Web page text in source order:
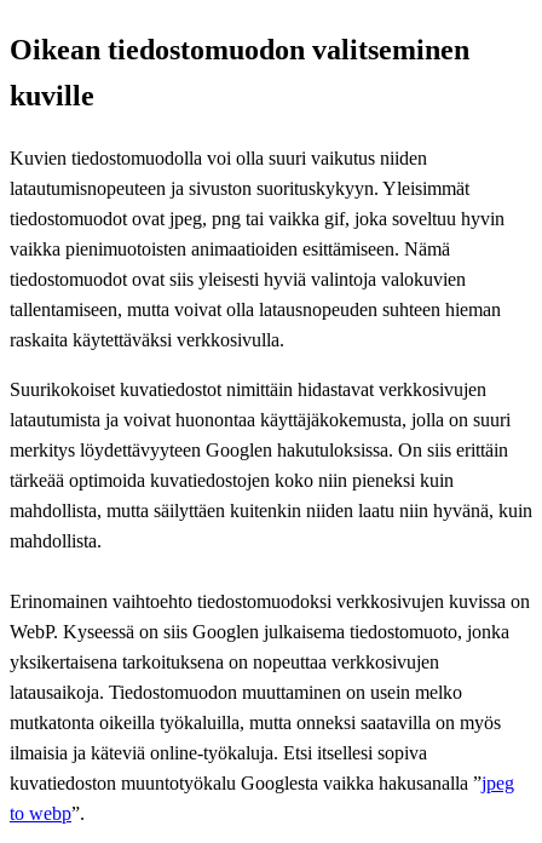
Oikean tiedostomuodon valitseminen
kuville
Kuvien tiedostomuodolla voi olla suuri vaikutus niiden
latautumisnopeuteen ja sivuston suorituskykyyn. Yleisimmät
tiedostomuodot ovat jpeg, png tai vaikka gif, joka soveltuu hyvin
vaikka pienimuotoisten animaatioiden esittämiseen. Nämä
tiedostomuodot ovat siis yleisesti hyviä valintoja valokuvien
tallentamiseen, mutta voivat olla latausnopeuden suhteen hieman
raskaita käytettäväksi verkkosivulla.
Suurikokoiset kuvatiedostot nimittäin hidastavat verkkosivujen
latautumista ja voivat huonontaa käyttäjäkokemusta, jolla on suuri
merkitys löydettävyyteen Googlen hakutuloksissa. On siis erittäin
tärkeää optimoida kuvatiedostojen koko niin pieneksi kuin
mahdollista, mutta säilyttäen kuitenkin niiden laatu niin hyvänä, kuin
mahdollista.
Erinomainen vaihtoehto tiedostomuodoksi verkkosivujen kuvissa on
WebP. Kyseessä on siis Googlen julkaisema tiedostomuoto, jonka
yksikertaisena tarkoituksena on nopeuttaa verkkosivujen
latausaikoja. Tiedostomuodon muuttaminen on usein melko
mutkatonta oikeilla työkaluilla, mutta onneksi saatavilla on myös
ilmaisia ja käteviä online-työkaluja. Etsi itsellesi sopiva
kuvatiedoston muuntotyökalu Googlesta vaikka hakusanalla ”jpeg
to webp”.